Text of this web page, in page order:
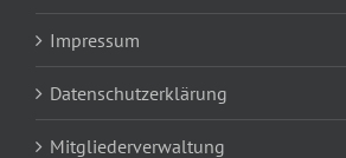
Impressum
Datenschutzerklärung
Mitgliederverwaltung